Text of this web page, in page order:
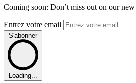
Coming soon: Don’t miss out on our
Entrez votre email
S'abonner
Loading...